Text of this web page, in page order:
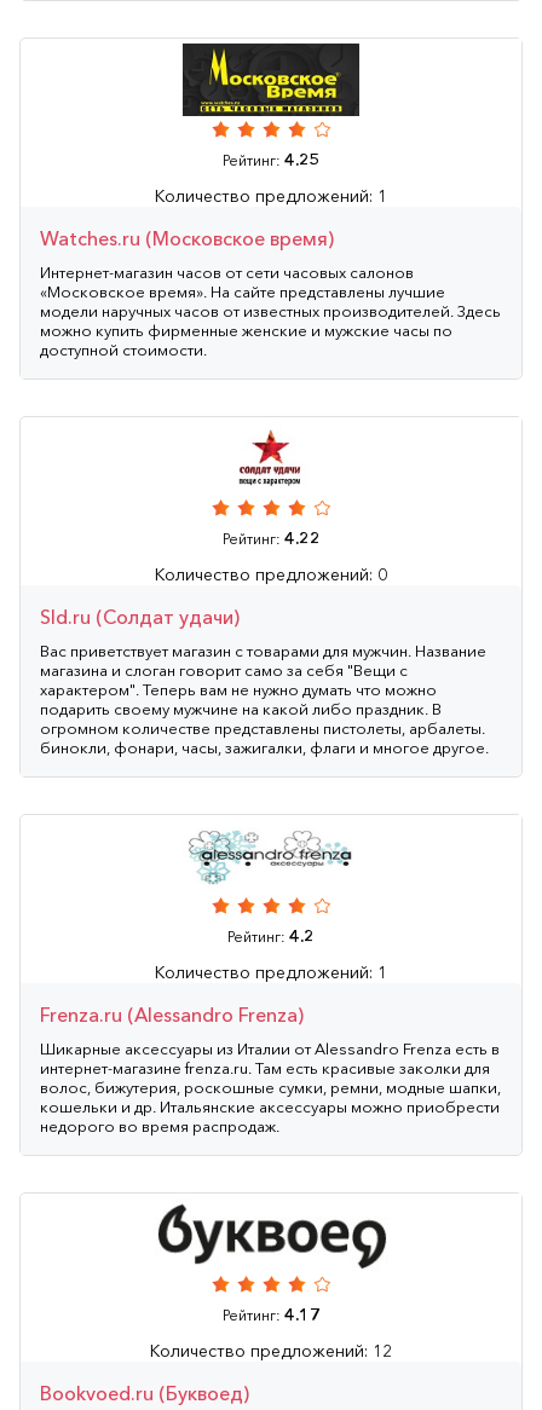
Рейтинг: 4.25
Количество предложений: 1
Watches.ru (Московское время)
Интернет-магазин часов от сети часовых салонов
«Московское время». На сайте представлены лучшие
модели наручных часов от известных производителей. Здесь
можно купить фирменные женские и мужские часы по
доступной стоимости.
Рейтинг: 4.22
Количество предложений: 0
Sld.ru (Солдат удачи)
Вас приветствует магазин с товарами для мужчин. Название
магазина и слоган говорит само за себя "Вещи с
характером". Теперь вам не нужно думать что можно
подарить своему мужчине на какой либо праздник. В
огромном количестве представлены пистолеты, арбалеты.
бинокли, фонари, часы, зажигалки, флаги и многое другое.
Рейтинг: 4.2
Количество предложений: 1
Frenza.ru (Alessandro Frenza)
Шикарные аксессуары из Италии от Alessandro Frenza есть в
интернет-магазине frenza.ru. Там есть красивые заколки для
волос, бижутерия, роскошные сумки, ремни, модные шапки,
кошельки и др. Итальянские аксессуары можно приобрести
недорого во время распродаж.
Рейтинг: 4.17
Количество предложений: 12
Bookvoed.ru (Буквоед)